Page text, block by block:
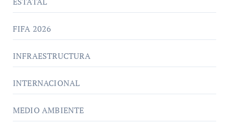
FIFA 2026
INFRAESTRUCTURA
INTERNACIONAL
MEDIO AMBIENTE